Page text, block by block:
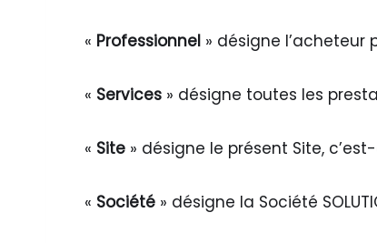
« Professionnel » désigne
« Services » désigne toutes les
« Site » désigne le présent Site,
« Société » désigne la Société